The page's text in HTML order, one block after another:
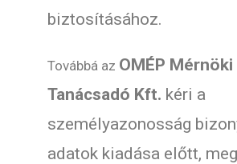
biztosításához.
Továbbá az OMÉP Mérnöki
Tanácsadó Kft. kéri a
személyazonosság
adatok kiadása előtt,